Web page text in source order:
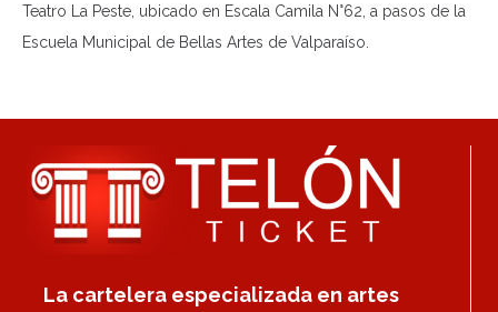
Teatro La Peste, ubicado en Escala Camila N°62, a pasos de la
Escuela Municipal de Bellas Artes de Valparaíso.
La cartelera especializada en artes